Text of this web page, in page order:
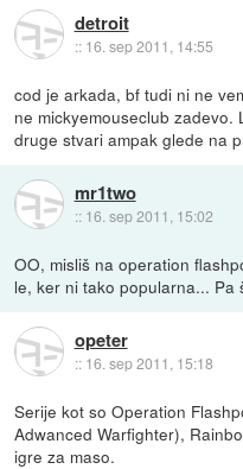
detroit
:: 16. sep 2011, 14:55
cod je arkada, bf tudi ni ne
ne mickyemouseclub
druge stvari ampak glede na
mr1two
:: 16. sep 2011, 15:02
OO, misliš na operation
le, ker ni tako popularna... Pa
opeter
:: 16. sep 2011, 15:18
Serije kot so Operation
Adwanced Warfighter),
igre za maso.